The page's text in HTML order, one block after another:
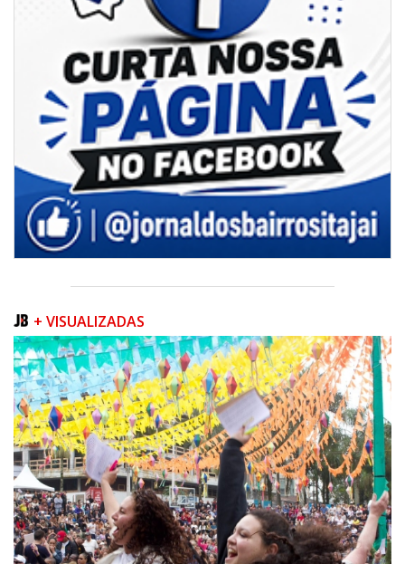
05/08/2026 | 07:00
Queda na geração europeia ocorre enquanto inteligência artificial, data
centers e carros elétricos elevam a demanda e colocam o
armazenamento no centro do debate energético
NAVEGANTES
+ VISUALIZADAS